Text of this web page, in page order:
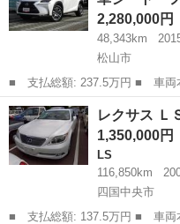
2,280,000円
48,343km
松山市
■ 支払総額: 237.5万円 ■ 車両本体価格： 2,280,000 円 ■ メーカ
ー名： レクサス ■ 車種名：
ｔ Ｉパッケージ 革シート フ
生 ミュー...
愛媛 松山市 レクサス
レクサス Ｌ
1,350,000円
LS
116,850km
四国中央市
■ 支払総額: 137.5万円 ■ 車両本体価格： 1,350,000 円 ■ メーカ